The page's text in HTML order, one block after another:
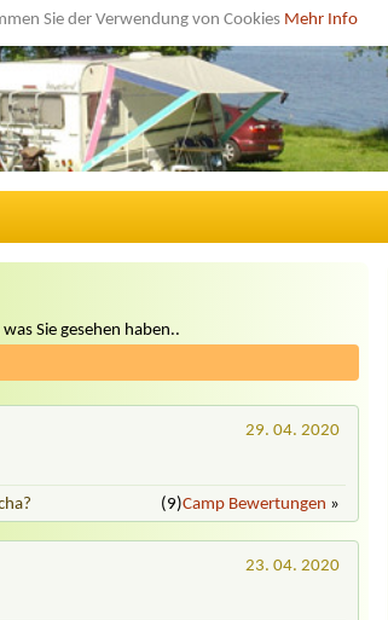
Sie der Verwendung von Cookies Mehr Info
Sie gesehen haben..
29. 04. 2020
(9)Camp Bewertungen »
23. 04. 2020